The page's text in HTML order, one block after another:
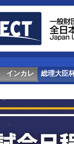
インカレ 総理大臣